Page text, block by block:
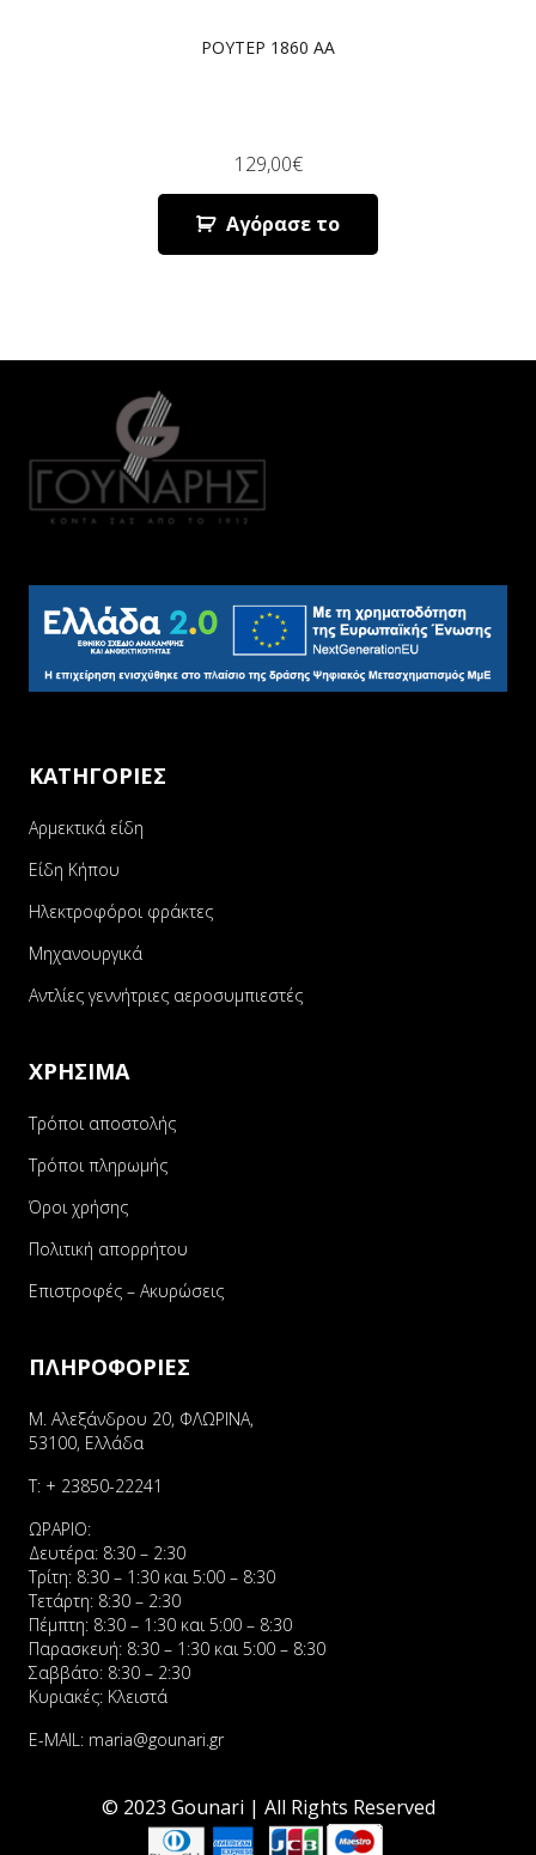
ΡΟΥΤΕΡ 1860 AA
129,00€
Αγόρασε το
ΚΑΤΗΓΟΡΙΕΣ
Αρμεκτικά είδη
Είδη Κήπου
Ηλεκτροφόροι φράκτες
Μηχανουργικά
Αντλίες γεννήτριες αεροσυμπιεστές
ΧΡΗΣΙΜΑ
Τρόποι αποστολής
Τρόποι πληρωμής
Όροι χρήσης
Πολιτική απορρήτου
Επιστροφές – Ακυρώσεις
ΠΛΗΡΟΦΟΡΙΕΣ
Μ. Αλεξάνδρου 20, ΦΛΩΡΙΝΑ,
53100, Ελλάδα
Τ: + 23850-22241
ΩΡΑΡΙΟ:
Δευτέρα: 8:30 – 2:30
Τρίτη: 8:30 – 1:30 και 5:00 – 8:30
Τετάρτη: 8:30 – 2:30
Πέμπτη: 8:30 – 1:30 και 5:00 – 8:30
Παρασκευή: 8:30 – 1:30 και 5:00 – 8:30
Σαββάτο: 8:30 – 2:30
Κυριακές: Κλειστά
E-MAIL: maria@gounari.gr
© 2023 Gounari | All Rights Reserved